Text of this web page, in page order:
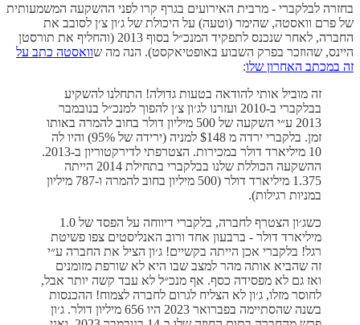
בחזרה לבלקברי - מרבית האירועים בגרף קרו לפני ההשקעה המשמעותית
של פרם וואסטה, שהימר (וטעה) על היכולת של ג׳ון צ׳ן לסובב את
החברה, לאחר שנכנס לתפקיד המנכ״ל בסוף 2013 (והחליף את תורסטן
היינס, שהוזכר בפרק השבוע באופטיאקסט). הנה מה שוואסטה כתב על
זה במכתב האחרון שלו:
זה מוביל אותי להודאה בטעות גדולה! התחלנו להשקיע
בבלקברי ב-2010 ועזרנו לג׳ון צ׳ן להפוך למנכ״ל בנובמבר
2013 ע״י השקעה של 500 מיליון דולר בחוב להמרה באותו
זמן. בלקברי ירדה מ $148 למניה (ירידה של 95%) והיו לה
10 מיליארד דולר במכירות. הצטרפתי לדירקטוריון ב-2013.
ההשקעה הכוללת שלנו בבלקברי בתחילת 2014 הייתה
1.375 מיליארד דולר (500 מיליון בחוב להמרה ו-787 מיליון
במניות רגילות).
כשג׳ון הצטרף לחברה, בלקברי דיווחה על הפסד של 1.0
מיליארד דולר - ברבעון אחד ורוב האנליסטים צפו פשיטת
רגל! בלקברי אכן הייתה בקשיים! ג׳ון הציל את החברה ע״י
זה שהביא אותה מהר למצב שבו היא לא שורפת מזומנים
ואז גם לא מפסידה כסף. אף מנכ״ל לא עבד קשה יותר אבל,
לחוסר מזלו, ג׳ון לא הצליח לגרום לחברה לצמוח! ההכנסות
בשנה שהסתיימה בפברואר 2023 היו 656 מיליון דולר. ג׳ון